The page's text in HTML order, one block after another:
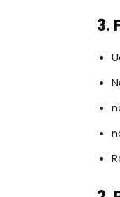
3.